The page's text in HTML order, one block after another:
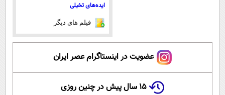
ایده‌های تخیلی
فیلم های دیگر
عضویت در اینستاگرام عصر ایران
۱۵ سال پیش در چنین روزی